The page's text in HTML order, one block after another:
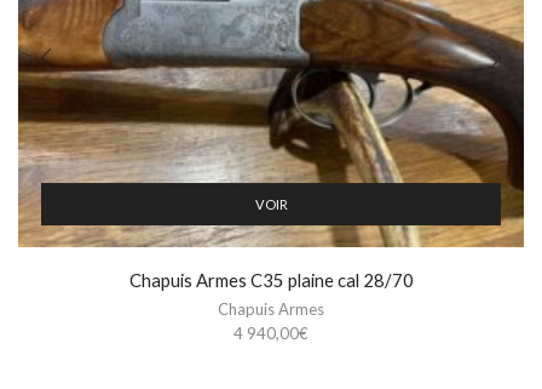
VOIR
Chapuis Armes C35 plaine cal 28/70
Chapuis Armes
4 940,00€